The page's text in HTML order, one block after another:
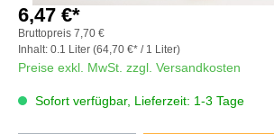
6,47 €*
Inhalt: 0.1 Liter (64,70 €* / 1 Liter)
Bruttopreis 7,70 €
Preise exkl. MwSt. zzgl. Versandkosten
Sofort verfügbar, Lieferzeit: 1-3 Tage